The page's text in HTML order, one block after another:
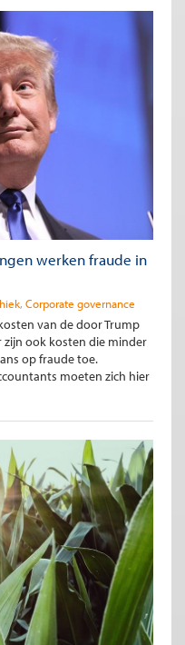
werken fraude in
Corporate governance
van de door Trump
ook kosten die minder
op fraude toe.
moeten zich hier